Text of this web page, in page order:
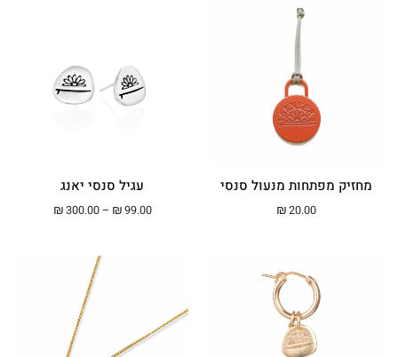
מחזיק מפתחות מנעול סנסי
₪20.00
עגיל סנסי יאנג
₪99.00
–
₪300.00